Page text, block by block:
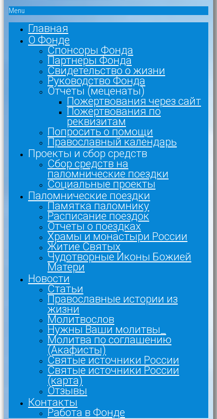
Menu
Главная
О Фонде
Спонсоры Фонда
Партнеры Фонда
Свидетельство о жизни
Руководство Фонда
Отчеты (меценаты)
Пожертвования через сайт
Пожертвования по
реквизитам
Попросить о помощи
Православный календарь
Проекты и сбор средств
Сбор средств на
паломнические поездки
Социальные проекты
Паломнические поездки
Памятка паломнику
Расписание поездок
Отчеты о поездках
Храмы и монастыри России
Житие Святых
Чудотворные Иконы Божией
Матери
Новости
Статьи
Православные истории из
жизни
Молитвослов
Нужны Ваши молитвы_
Молитва по соглашению
(Акафисты)
Святые источники России
Святые источники России
(карта)
Отзывы
Контакты
Работа в Фонде